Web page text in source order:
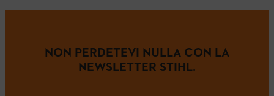
NON PERDETEVI NULLA CON LA
NEWSLETTER STIHL.